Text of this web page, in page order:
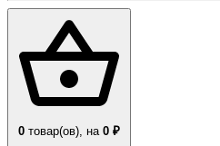
0 товар(ов), на 0 ₽